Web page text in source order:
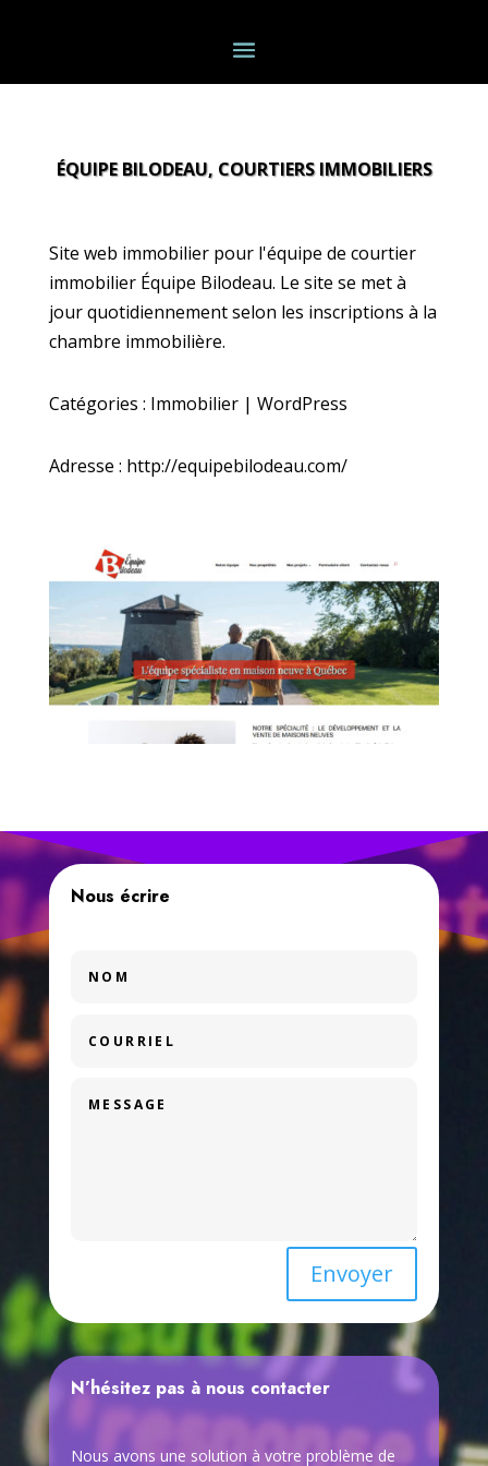
ÉQUIPE BILODEAU, COURTIERS IMMOBILIERS
Site web immobilier pour l'équipe de courtier
immobilier Équipe Bilodeau. Le site se met à
jour quotidiennement selon les inscriptions à la
chambre immobilière.
Catégories : Immobilier | WordPress
Adresse : http://equipebilodeau.com/
Nous écrire
Envoyer
N’hésitez pas à nous contacter
Nous avons une solution à votre problème de